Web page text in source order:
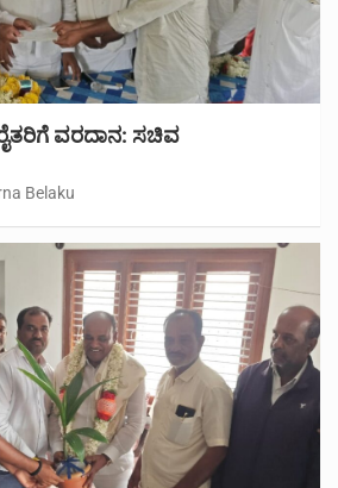
ವರದಾನ: ಸಚಿವ
Belaku